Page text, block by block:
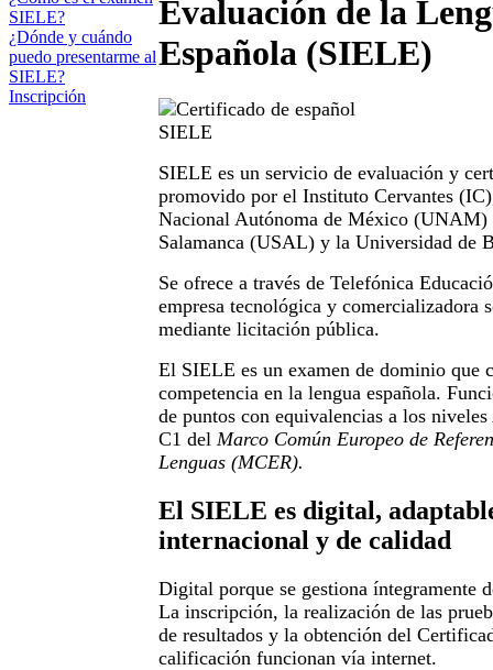
SIELE?
¿Dónde y cuándo
puedo presentarme al
SIELE?
Inscripción
Evaluación de la
Española (SIELE)
SIELE es un servicio de evaluación y
promovido por el Instituto Cervantes
Nacional Autónoma de México (UNAM)
Salamanca (USAL) y la Universidad de
Se ofrece a través de Telefónica
empresa tecnológica y comercializadora
mediante licitación pública.
El SIELE es un examen de dominio que
competencia en la lengua española.
de puntos con equivalencias a los
C1 del Marco Común Europeo de
Lenguas (MCER).
El SIELE es digital,
internacional y de calidad
Digital porque se gestiona íntegramente
La inscripción, la realización de las
de resultados y la obtención del
calificación funcionan vía internet.